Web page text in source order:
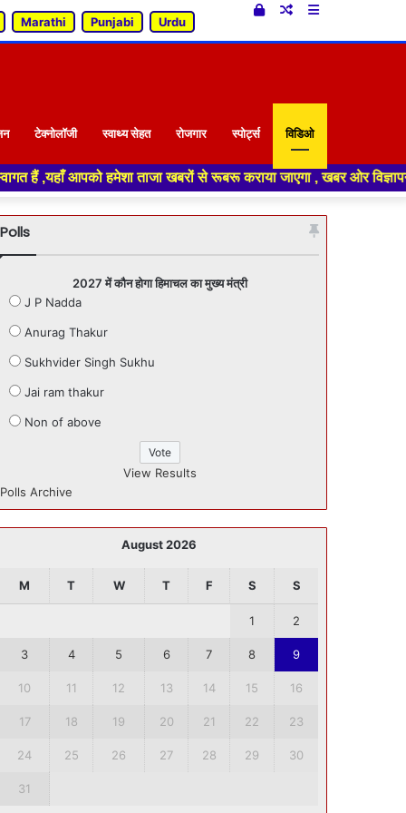
Marathi Punjabi Urdu
Sidebar
Random
Log
टेक्नोलॉजी स्वाथ्य सेहत रोजगार स्पोर्ट्स विडिओ
ताजा खबरों से रूबरू कराया जाएगा , खबर ओर विज्ञापन के लिए संपर्क
Polls
2027 में कौन होगा हिमाचल का मुख्य मंत्री
J P Nadda
Anurag Thakur
Sukhvider Singh Sukhu
Jai ram thakur
Non of above
View Results
Polls Archive
August 2026
M T W T F S S
1 2
3 4 5 6 7 8 9
10 11 12 13 14 15 16
17 18 19 20 21 22 23
24 25 26 27 28 29 30
31